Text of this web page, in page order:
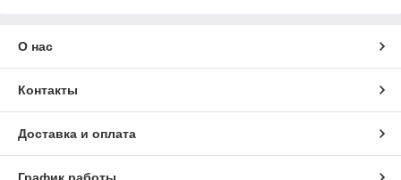
О нас
Контакты
Доставка и оплата